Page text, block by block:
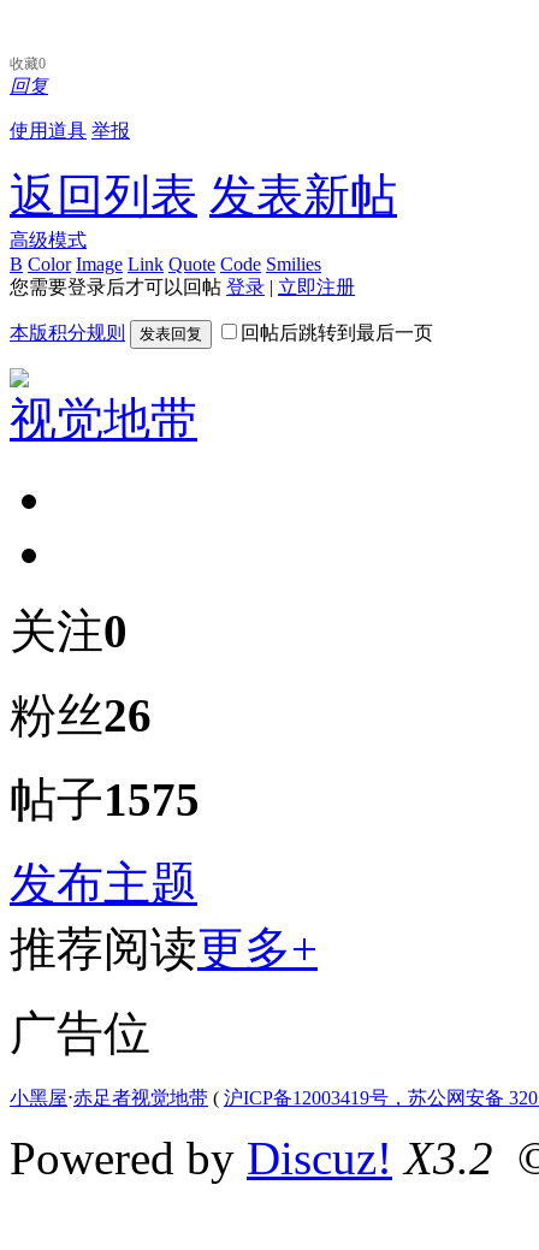
收藏0
回复
使用道具 举报
返回列表 发表新帖
高级模式
B Color Image Link Quote Code Smilies
您需要登录后才可以回帖 登录 | 立即注册
本版积分规则 发表回复 回帖后跳转到最后一页
视觉地带
关注0
粉丝26
帖子1575
发布主题
推荐阅读更多+
广告位
小黑屋⋅赤足者视觉地带 ( 沪ICP备12003419号，苏公网安备
Powered by Discuz! X3.2